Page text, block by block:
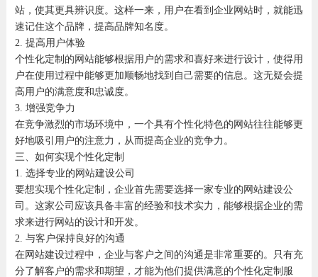
站，使其更具辨识度。这样一来，用户在看到企业网站时，就能迅
速记住这个品牌，提高品牌知名度。
2. 提高用户体验
个性化定制的网站能够根据用户的需求和喜好来进行设计，使得用
户在使用过程中能够更加顺畅地找到自己需要的信息。这无疑会提
高用户的满意度和忠诚度。
3. 增强竞争力
在竞争激烈的市场环境中，一个具有个性化特色的网站往往能够更
好地吸引用户的注意力，从而提高企业的竞争力。
三、如何实现个性化定制
1. 选择专业的网站建设公司
要想实现个性化定制，企业首先需要选择一家专业的网站建设公
司。这家公司应该具备丰富的经验和技术实力，能够根据企业的需
求来进行网站的设计和开发。
2. 与客户保持良好的沟通
在网站建设过程中，企业与客户之间的沟通是非常重要的。只有充
分了解客户的需求和期望，才能为他们提供满意的个性化定制服